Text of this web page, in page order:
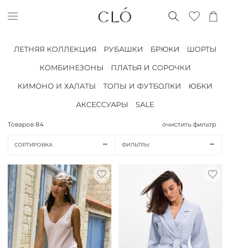
ЛЕТНЯЯ КОЛЛЕКЦИЯ РУБАШКИ БРЮКИ
ШОРТЫ
КОМБИНЕЗОНЫ
ПЛАТЬЯ И СОРОЧКИ
КИМОНО И ХАЛАТЫ
ТОПЫ И ФУТБОЛКИ
ЮБКИ
АКСЕССУАРЫ
SALE
Товаров 84 очистить фильтр
СОРТИРОВКА ФИЛЬТРЫ